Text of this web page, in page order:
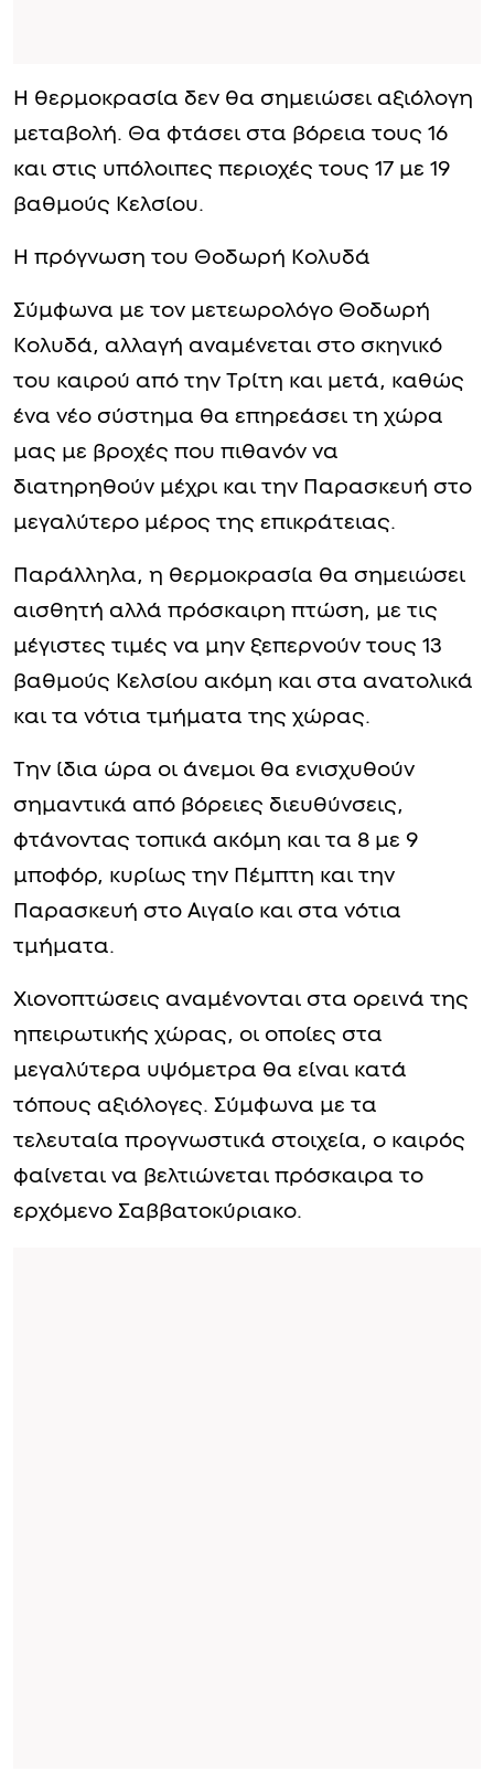
Η θερμοκρασία δεν θα σημειώσει αξιόλογη
μεταβολή. Θα φτάσει στα βόρεια τους 16
και στις υπόλοιπες περιοχές τους 17 με 19
βαθμούς Κελσίου.
Η πρόγνωση του Θοδωρή Κολυδά
Σύμφωνα με τον μετεωρολόγο Θοδωρή
Κολυδά, αλλαγή αναμένεται στο σκηνικό
του καιρού από την Τρίτη και μετά, καθώς
ένα νέο σύστημα θα επηρεάσει τη χώρα
μας με βροχές που πιθανόν να
διατηρηθούν μέχρι και την Παρασκευή στο
μεγαλύτερο μέρος της επικράτειας.
Παράλληλα, η θερμοκρασία θα σημειώσει
αισθητή αλλά πρόσκαιρη πτώση, με τις
μέγιστες τιμές να μην ξεπερνούν τους 13
βαθμούς Κελσίου ακόμη και στα ανατολικά
και τα νότια τμήματα της χώρας.
Την ίδια ώρα οι άνεμοι θα ενισχυθούν
σημαντικά από βόρειες διευθύνσεις,
φτάνοντας τοπικά ακόμη και τα 8 με 9
μποφόρ, κυρίως την Πέμπτη και την
Παρασκευή στο Αιγαίο και στα νότια
τμήματα.
Χιονοπτώσεις αναμένονται στα ορεινά της
ηπειρωτικής χώρας, οι οποίες στα
μεγαλύτερα υψόμετρα θα είναι κατά
τόπους αξιόλογες. Σύμφωνα με τα
τελευταία προγνωστικά στοιχεία, ο καιρός
φαίνεται να βελτιώνεται πρόσκαιρα το
ερχόμενο Σαββατοκύριακο.